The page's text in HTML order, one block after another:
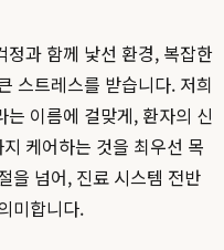
과 함께 낯선 환경, 복잡한
스트레스를 받습니다. 저희
는 이름에 걸맞게, 환자의 신
케어하는 것을 최우선 목
을 넘어, 진료 시스템 전반
미합니다.